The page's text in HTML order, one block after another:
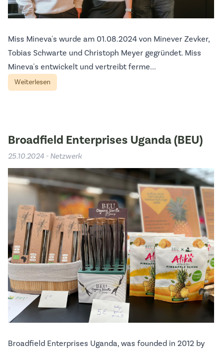
Miss Mineva's wurde am 01.08.2024 von Minever Zevker,
Tobias Schwarte und Christoph Meyer gegründet. Miss
Mineva's entwickelt und vertreibt ferme...
Weiterlesen
Broadfield Enterprises Uganda (BEU)
25.10.2024 - Netzwerk
Broadfield Enterprises Uganda, was founded in 2012 by